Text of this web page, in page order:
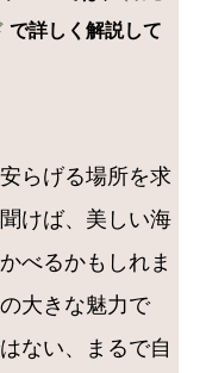
で詳しく解説して
らげる場所を求
けば、美しい海
べるかもしれま
大きな魅力で
ない、まるで自